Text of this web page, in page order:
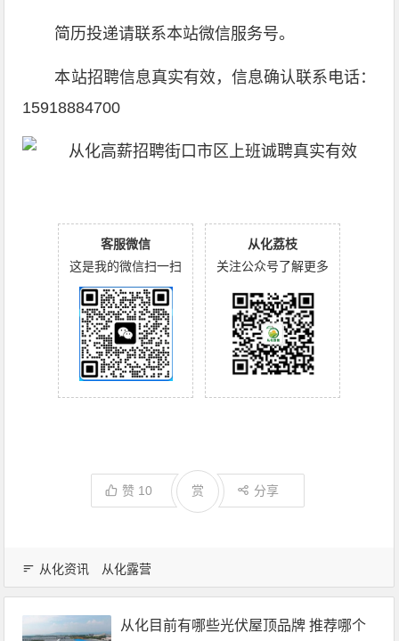
简历投递请联系本站微信服务号。
本站招聘信息真实有效，信息确认联系电话：
15918884700
客服微信
这是我的微信扫一扫
从化荔枝
关注公众号了解更多
赞 10 分享
赏
从化资讯 从化露营
从化目前有哪些光伏屋顶品牌 推荐哪个